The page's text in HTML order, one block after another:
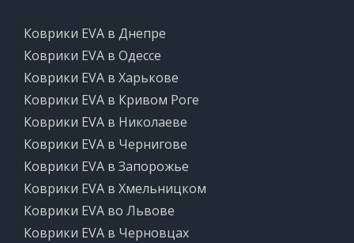
Коврики EVA в Днепре
Коврики EVA в Одессе
Коврики EVA в Харькове
Коврики EVA в Кривом Роге
Коврики EVA в Николаеве
Коврики EVA в Чернигове
Коврики EVA в Запорожье
Коврики EVA в Хмельницком
Коврики EVA во Львове
Коврики EVA в Черновцах